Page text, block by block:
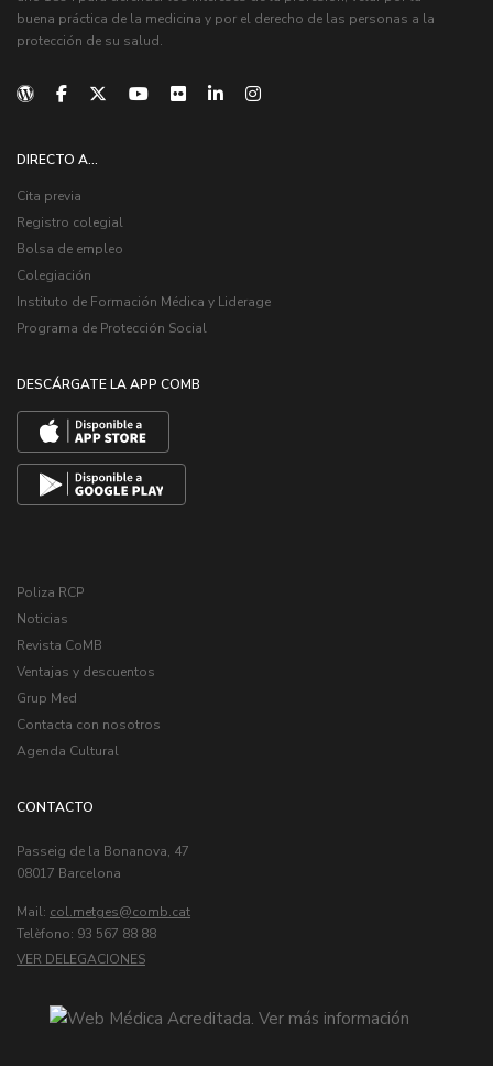
buena práctica de la medicina y por el derecho de las personas a la
protección de su salud.
DIRECTO A...
Cita previa
Registro colegial
Bolsa de empleo
Colegiación
Instituto de Formación Médica y Liderage
Programa de Protección Social
DESCÁRGATE LA APP COMB
Poliza RCP
Noticias
Revista CoMB
Ventajas y descuentos
Grup Med
Contacta con nosotros
Agenda Cultural
CONTACTO
Passeig de la Bonanova, 47
08017 Barcelona
Mail: col.metges
Telèfono: 93 567 88 88
VER DELEGACIONES